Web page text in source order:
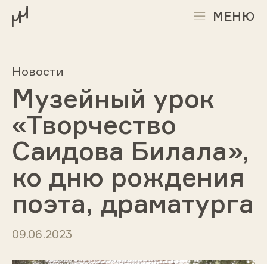
МЕНЮ
Новости
Музейный урок
«Творчество
Саидова Билала»,
ко дню рождения
поэта, драматурга
09.06.2023